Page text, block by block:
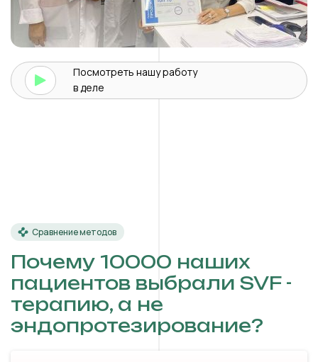
Посмотреть нашуработу
в деле
Сравнение методов
Почему 10000 наших
пациентов выбрали SVF -
терапию, а не
эндопротезирование?